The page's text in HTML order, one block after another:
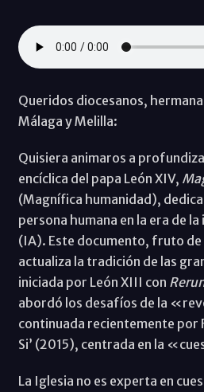
Queridos diocesanos,
Málaga y Melilla:
Quisiera animaros a
encíclica del papa León XIV,
(Magnífica humanidad),
persona humana en la era de
(IA). Este documento, fruto de
actualiza la tradición de las
iniciada por León XIII con
abordó los desafíos de la
continuada recientemente por
Si’ (2015), centrada en la
La Iglesia no es experta en